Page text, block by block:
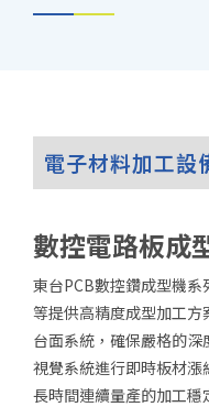
數控電路板成
東台PCB數控鑽成型機
等提供高精度成型加工
台面系統，確保嚴格的
視覺系統進行即時板材
長時間連續量產的加工穩
電子材料加工設
產品資訊
東台集團
人才招募
投資人專區
聯絡我們
產品洽詢車 0